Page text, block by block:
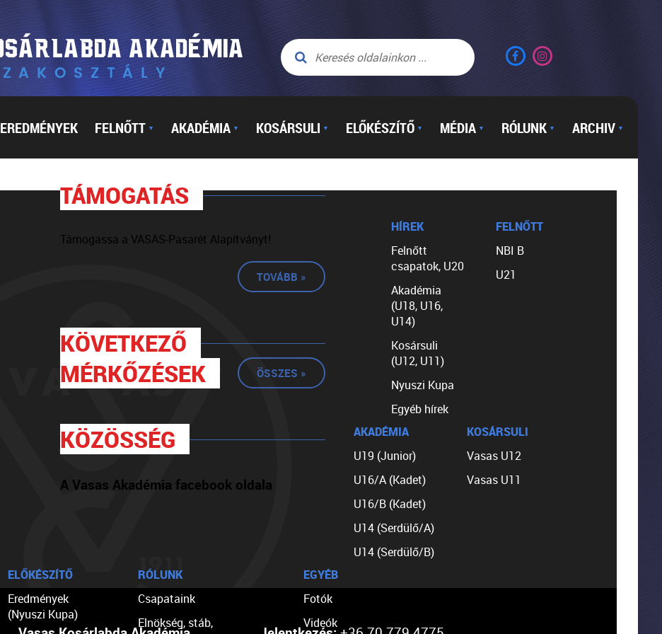
EREDMÉNYEK FELNŐTT ▼ AKADÉMIA ▼ KOSÁRSULI ▼ ELŐKÉSZÍTŐ ▼ MÉDIA ▼ RÓLUNK ▼ ARCHIV ▼
TÁMOGATÁS
Támogassa a VASAS-Pasarét Alapítványt!
TOVÁBB »
KÖVETKEZŐ
MÉRKŐZÉSEK
ÖSSZES »
KÖZÖSSÉG
A Vasas Akadémia facebook oldala
HÍREK
Felnőtt
csapatok, U20
Akadémia
(U18, U16,
U14)
Kosársuli
(U12, U11)
Nyuszi Kupa
Egyéb hírek
FELNŐTT
NBI B
U21
AKADÉMIA
U19 (Junior)
U16/A (Kadet)
U16/B (Kadet)
U14 (Serdülő/A)
U14 (Serdülő/B)
KOSÁRSULI
Vasas U12
Vasas U11
ELŐKÉSZÍTŐ
Eredmények
(Nyuszi Kupa)
RÓLUNK
Csapataink
Elnökség, stáb,
EGYÉB
Fotók
Videók